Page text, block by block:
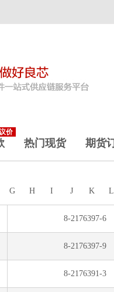
价
热门现货 期货
G H I J K L
8-2176397-6
8-2176397-9
8-2176391-3